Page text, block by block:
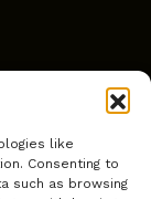
like
Consenting to
such as browsing